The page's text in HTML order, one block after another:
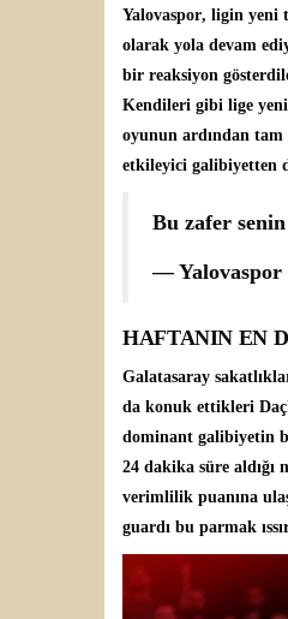
Yalovaspor, ligin yeni
olarak yola devam
bir reaksiyon
Kendileri gibi lige
oyunun ardından tam
etkileyici galibiyetten
Bu zafer
— Yalovaspor
HAFTANIN EN
Galatasaray
da konuk ettikleri
dominant galibiyetin
24 dakika süre aldığı
verimlilik puanına
guardı bu parmak